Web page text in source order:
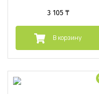
3 105 ₸
В корзину